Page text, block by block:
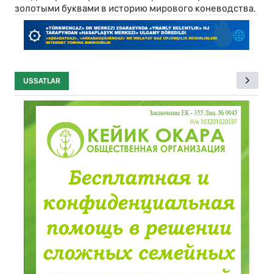
золотыми буквами в историю мирового коневодства.
USSATLAR